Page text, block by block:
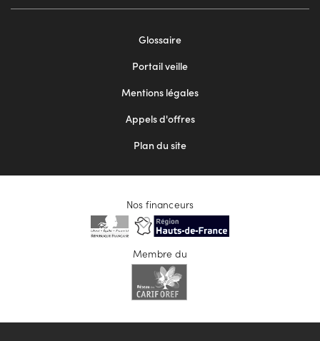
Glossaire
Portail veille
Mentions légales
Appels d'offres
Plan du site
Nos financeurs
Membre du